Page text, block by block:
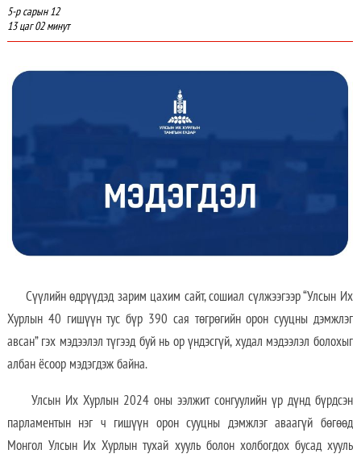
5-р сарын 12
13 цаг 02 минут
Сүүлийн өдрүүдэд зарим цахим сайт, сошиал сүлжээгээр “Улсын Их
Хурлын 40 гишүүн тус бүр 390 сая төгрөгийн орон сууцны дэмжлэг
авсан” гэх мэдээлэл түгээд буй нь ор үндэсгүй, худал мэдээлэл болохыг
албан ёсоор мэдэгдэж байна.
Улсын Их Хурлын 2024 оны ээлжит сонгуулийн үр дүнд бүрдсэн
парламентын нэг ч гишүүн орон сууцны дэмжлэг аваагүй бөгөөд
Монгол Улсын Их Хурлын тухай хууль болон холбогдох бусад хууль